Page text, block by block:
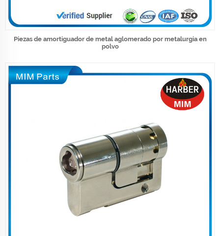
Piezas de amortiguador de metal aglomerado por metalurgia en
polvo